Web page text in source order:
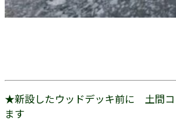
★新設したウッドデッキ前に 土間コ
ます